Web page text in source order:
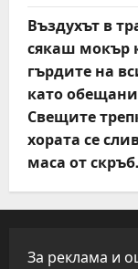
Въздухът в
сякаш мокър
гърдите на
като
Свещите
хората се
маса от скръб.
За реклама и